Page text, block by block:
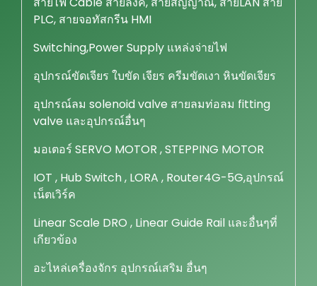
PLC, สายจอทัสกรีน HMI
Switching,Power Supply แหล่งจ่ายไฟ
อุปกรณ์ขัดเจียร ใบขัด เจียร ครีมขัดเงา หินขัดเจียร
อุปกรณ์ลม solenoid valve สายลมท่อลม fitting
valve และอุปกรณ์อื่นๆ
มอเตอร์ SERVO MOTOR , STEPPING MOTOR
IOT , Hub Switch , LORA , Router4G-5G,อุปกรณ์
เน็ตเวิร์ค
Linear Scale DRO , Linear Guide Rail และอื่นๆที่
เกียวข้อง
อะไหล่เครื่องจักร อุปกรณ์เสริม อื่นๆ